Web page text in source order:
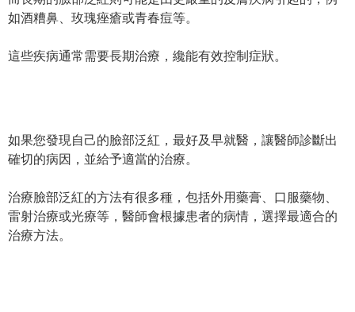
如酒糟鼻、玫瑰痤瘡或青春痘等。
這些疾病通常需要長期治療，纔能有效控制症狀。
如果您發現自己的臉部泛紅，最好及早就醫，讓醫師診斷出
確切的病因，並給予適當的治療。
治療臉部泛紅的方法有很多種，包括外用藥膏、口服藥物、
雷射治療或光療等，醫師會根據患者的病情，選擇最適合的
治療方法。